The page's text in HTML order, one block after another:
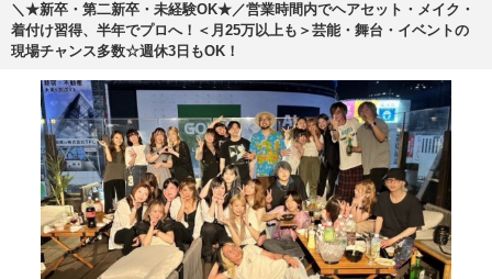
＼★新卒・第二新卒・未経験OK★／営業時間内でヘアセット・メイク・
着付け習得、半年でプロへ！＜月25万以上も＞芸能・舞台・イベントの
現場チャンス多数☆週休3日もOK！